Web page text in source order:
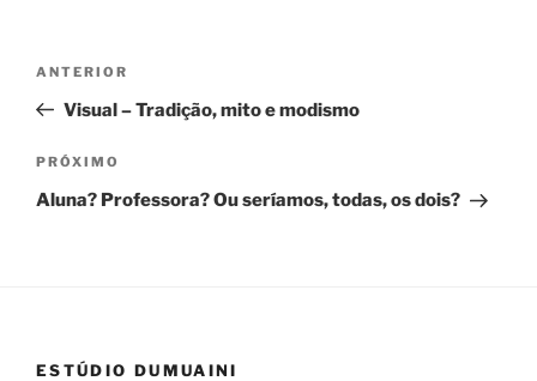
Navegação
Post
Post
anterior
ANTERIOR
Visual – Tradição, mito e modismo
Próximo
post
PRÓXIMO
Aluna? Professora? Ou seríamos, todas, os dois?
ESTÚDIO DUMUAINI